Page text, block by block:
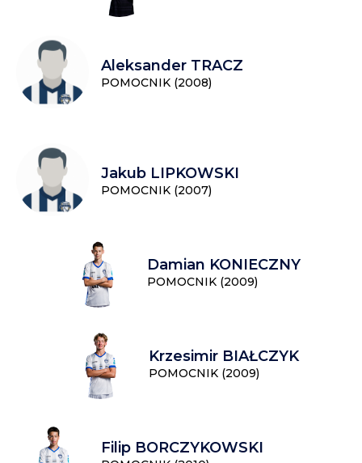
Aleksander TRACZ
POMOCNIK (2008)
Jakub LIPKOWSKI
POMOCNIK (2007)
Damian KONIECZNY
POMOCNIK (2009)
Krzesimir BIAŁCZYK
POMOCNIK (2009)
Filip BORCZYKOWSKI